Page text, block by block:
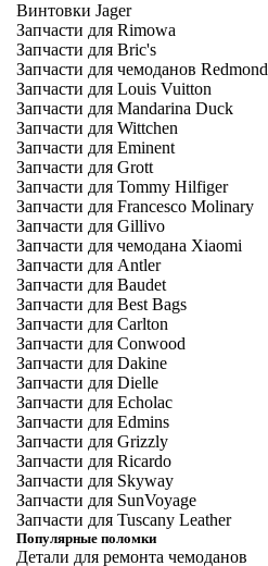
Винтовки Jager
Запчасти для Rimowa
Запчасти для Bric's
Запчасти для чемоданов Redmond
Запчасти для Louis Vuitton
Запчасти для Mandarina Duck
Запчасти для Wittchen
Запчасти для Eminent
Запчасти для Grott
Запчасти для Tommy Hilfiger
Запчасти для Francesco Molinary
Запчасти для Gillivo
Запчасти для чемодана Xiaomi
Запчасти для Antler
Запчасти для Baudet
Запчасти для Best Bags
Запчасти для Carlton
Запчасти для Conwood
Запчасти для Dakine
Запчасти для Dielle
Запчасти для Echolac
Запчасти для Edmins
Запчасти для Grizzly
Запчасти для Ricardo
Запчасти для Skyway
Запчасти для SunVoyage
Запчасти для Tuscany Leather
Популярные поломки
Детали для ремонта чемоданов